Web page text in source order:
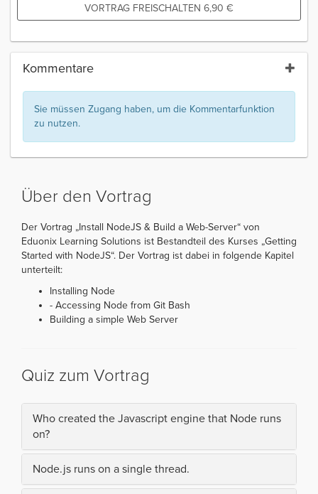
VORTRAG FREISCHALTEN 6,90 €
Kommentare
Sie müssen Zugang haben, um die Kommentarfunktion
zu nutzen.
Über den Vortrag
Der Vortrag „Install NodeJS & Build a Web-Server“ von
Eduonix Learning Solutions ist Bestandteil des Kurses „Getting
Started with NodeJS“. Der Vortrag ist dabei in folgende Kapitel
unterteilt:
Installing Node
- Accessing Node from Git Bash
Building a simple Web Server
Quiz zum Vortrag
Who created the Javascript engine that Node runs
on?
Node.js runs on a single thread.